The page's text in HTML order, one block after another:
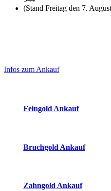
(Stand Freitag den 7.
Sidebar
Infos zum Ankauf
Feingold Ankauf
Bruchgold Ankauf
Zahngold Ankauf